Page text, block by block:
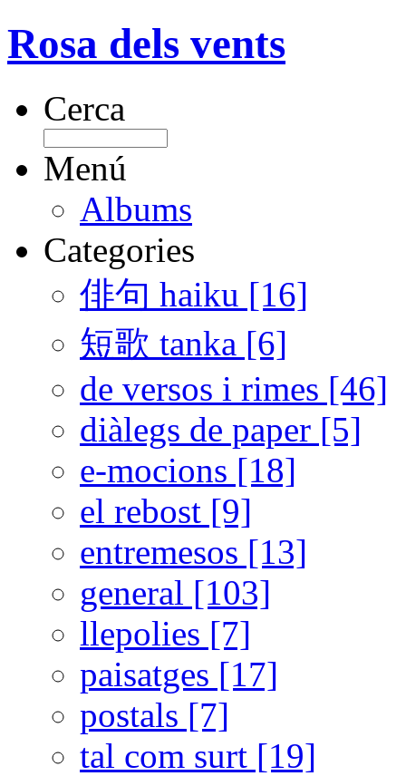
Rosa dels vents
Cerca
Menú
Albums
Categories
俳句 haiku [16]
短歌 tanka [6]
de versos i rimes [46]
diàlegs de paper [5]
e-mocions [18]
el rebost [9]
entremesos [13]
general [103]
llepolies [7]
paisatges [17]
postals [7]
tal com surt [19]